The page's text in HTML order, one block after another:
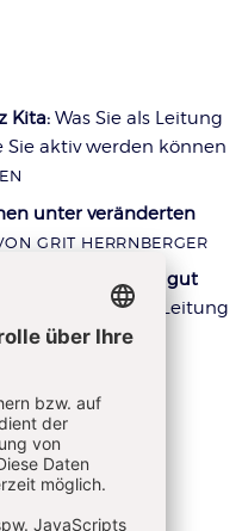
Kita:Was Sie als Leitung
aktiv werden können
unter veränderten
GRIT HERRNBERGER
auch moralisch gut
gibt der Leitung